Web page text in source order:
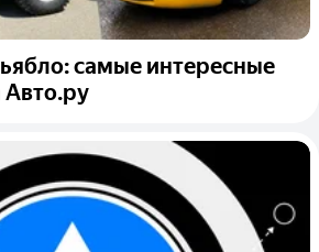
самые интересные
Авто.ру